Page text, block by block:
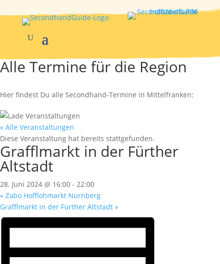
Alle Termine für die Region
Hier findest Du alle Secondhand-Termine in Mittelfranken:
« Alle Veranstaltungen
Diese Veranstaltung hat bereits stattgefunden.
Grafflmarkt in der Fürther
Altstadt
28. Juni 2024 @ 16:00 - 22:00
« Zabo Hofflohmarkt Nürnberg
Grafflmarkt in der Fürther Altstadt »